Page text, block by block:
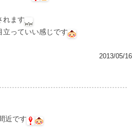
れます
立っていい感じです
2013/05/16
近です